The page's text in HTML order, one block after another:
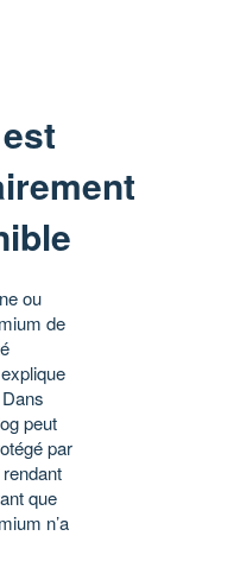
ou
de
peut
par
que
n’a